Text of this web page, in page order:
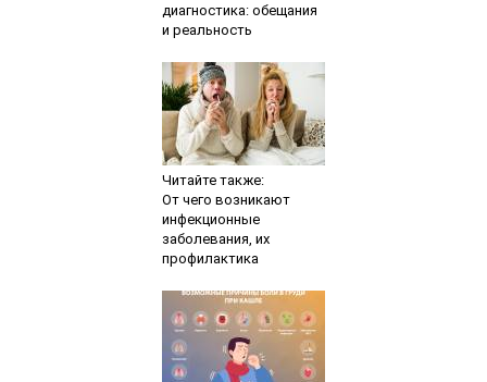
диагностика: обещания
и реальность
Читайте также:
От чего возникают
инфекционные
заболевания, их
профилактика